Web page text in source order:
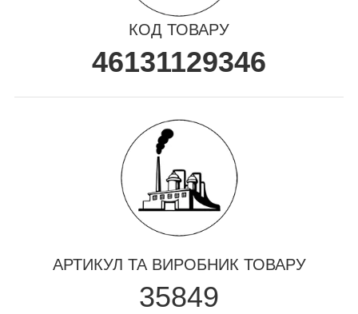
КОД ТОВАРУ
46131129346
АРТИКУЛ ТА ВИРОБНИК ТОВАРУ
35849